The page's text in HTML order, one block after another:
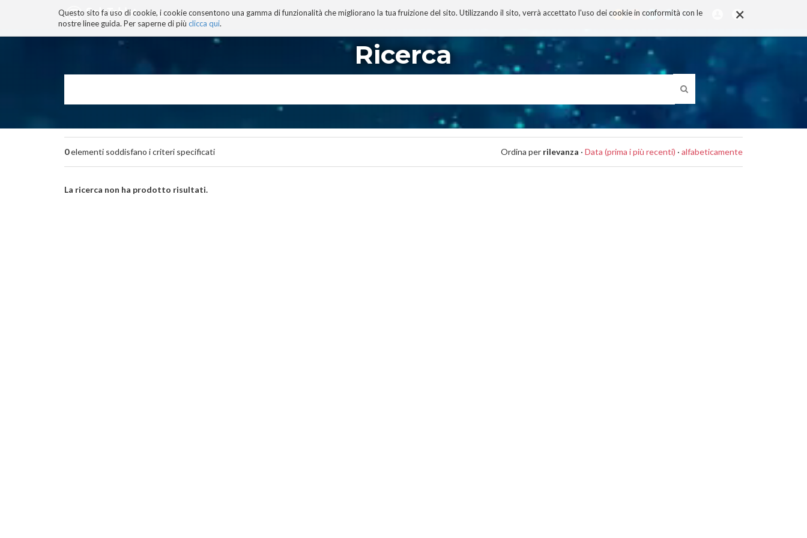
×
Questo sito fa uso di cookie, i cookie consentono una gamma di funzionalità che migliorano la tua fruizione del sito. Utilizzando il sito, verrà accettato l'uso dei cookie in conformità con le
nostre linee guida. Per saperne di più clicca qui.
BLOG TECNOCONSAPEVOLEZZA TECNOBIBLIOGRAFIA I MIEI LIBRI PROGETTO
navigazione
Ricerca
0elementi soddisfano i criteri specificati Ordina per rilevanza · Data (prima i più recenti) · alfabeticamente
La ricerca non ha prodotto risultati.